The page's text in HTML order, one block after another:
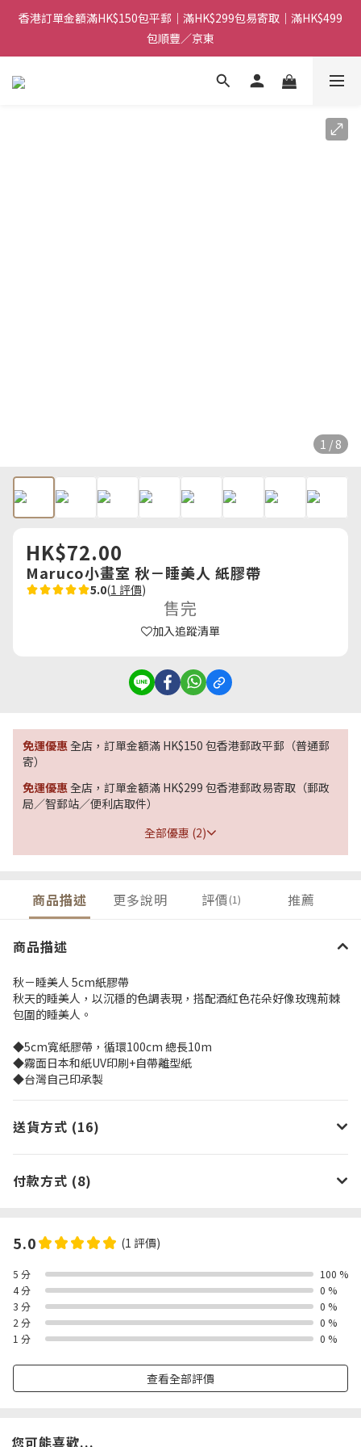
香港訂單金額滿HK$150包平郵｜滿HK$299包易寄取｜滿HK$499
包順豐／京東
香港訂單金額滿HK$150包平郵｜滿HK$299包易寄取｜滿HK$499
包順豐／京東
【網店限定！】指定清貨商品每消費HK$100即享購物金HK$50回
香港訂單金額滿HK$150包平郵｜滿HK$299包易寄取｜滿HK$499
1 / 8
HK$72.00
Maruco小畫室 秋－睡美人 紙膠帶
5.0(1 評價)
售完
加入追蹤清單
免運優惠全店，訂單金額滿 HK$150 包香港郵政平郵（普通郵
寄）
免運優惠全店，訂單金額滿 HK$299 包香港郵政易寄取（郵政
局／智郵站／便利店取件）
全部優惠 (2)
商品描述 更多說明 評價(1) 推薦
商品描述
秋－睡美人 5cm紙膠帶
秋天的睡美人，以沉穩的色調表現，搭配酒紅色花朵好像玫瑰荊棘
包圍的睡美人。
◆5cm寬紙膠帶，循環100cm 總長10m
◆霧面日本和紙UV印刷+自帶離型紙
◆台灣自己印承製
送貨方式 (16)
付款方式 (8)
5.0 (1 評價)
5 分
100 %
4 分
0 %
3 分
0 %
2 分
0 %
1 分
0 %
查看全部評價
您可能喜歡...